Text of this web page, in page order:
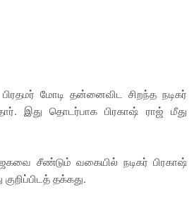
மோடி தன்னைவிட சிறந்த நடிகர்
இது தொடர்பாக பிரகாஷ் ராஜ் மீது
சீண்டும் வகையில் நடிகர் பிரகாஷ்
குறிப்பிடத் தக்கது.